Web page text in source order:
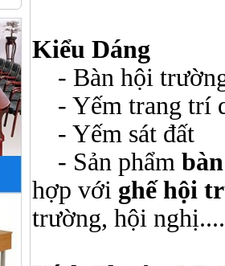
Kiểu Dáng
- Bàn hội trường
- Yếm trang trí
- Yếm sát đất
- Sản phẩm
hợp với ghế hội
trường, hội nghị....